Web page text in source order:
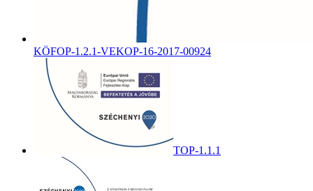
KÖFOP-1.2.1-VEKOP-16-2017-00924
TOP-1.1.1